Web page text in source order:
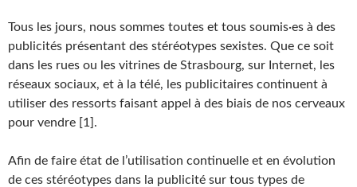
Tous les jours, nous sommes toutes et tous soumis·es à des
publicités présentant des stéréotypes sexistes. Que ce soit
dans les rues ou les vitrines de Strasbourg, sur Internet, les
réseaux sociaux, et à la télé, les publicitaires continuent à
utiliser des ressorts faisant appel à des biais de nos cerveaux
pour vendre [1].
Afin de faire état de l’utilisation continuelle et en évolution
de ces stéréotypes dans la publicité sur tous types de